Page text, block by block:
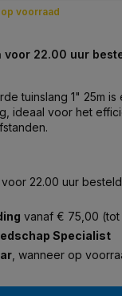
op voorraad
voor 22.00 uur
tuinslang 1" 25m is
ideaal voor het
22.00 uur
vanaf € 75,00 (tot
Specialist
, wanneer op